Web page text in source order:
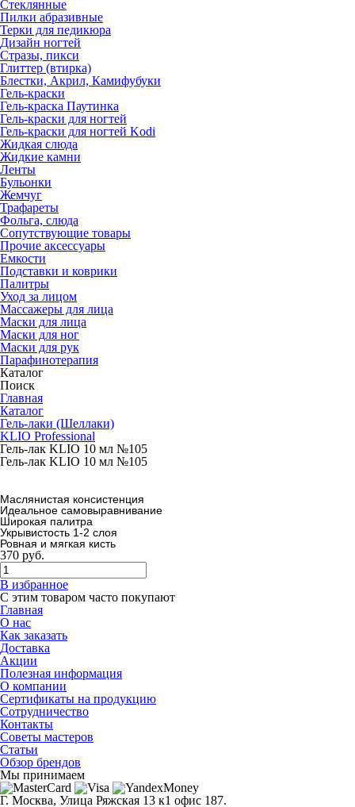
Стеклянные
Пилки абразивные
Терки для педикюра
Дизайн ногтей
Стразы, пикси
Глиттер (втирка)
Блестки, Акрил, Камифубуки
Гель-краски
Гель-краска Паутинка
Гель-краски для ногтей
Гель-краски для ногтей Kodi
Жидкая слюда
Жидкие камни
Ленты
Бульонки
Жемчуг
Трафареты
Фольга, слюда
Сопутствующие товары
Прочие аксессуары
Емкости
Подставки и коврики
Палитры
Уход за лицом
Массажеры для лица
Маски для лица
Маски для ног
Маски для рук
Парафино­терапия
Каталог
Поиск
Главная
Каталог
Гель-лаки (Шеллаки)
KLIO Professional
Гель-лак KLIO 10 мл №105
Гель-лак KLIO 10 мл №105
Маслянистая консистенция
Идеальное самовыравнивание
Широкая палитра
Укрывистость 1-2 слоя
Ровная и мягкая кисть
370 руб.
В избранное
С этим товаром часто покупают
Главная
О нас
Как заказать
Доставка
Акции
Полезная информация
О компании
Сертификаты на продукцию
Сотрудничество
Контакты
Советы мастеров
Статьи
Обзор брендов
Мы принимаем
Г. Москва, Улица Ряжская 13 к1 офис 187.